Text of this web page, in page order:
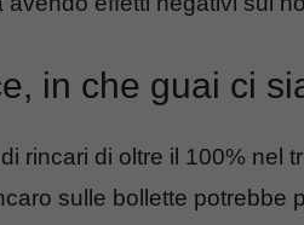
in che guai ci
rincari di oltre il 100% nel
sulle bollette potrebbe